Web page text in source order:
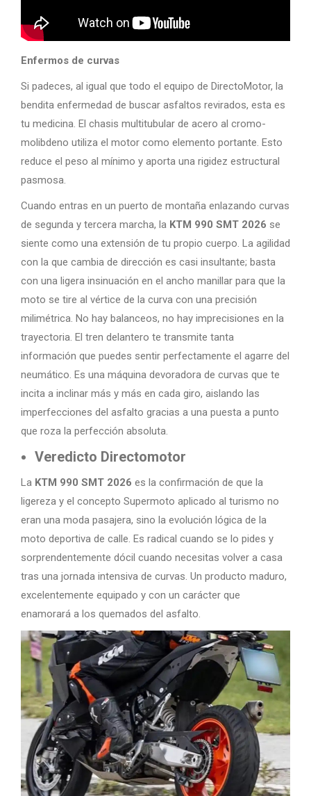
Enfermos de curvas
Si padeces, al igual que todo el equipo de DirectoMotor, la
bendita enfermedad de buscar asfaltos revirados, esta es
tu medicina. El chasis multitubular de acero al cromo-
molibdeno utiliza el motor como elemento portante. Esto
reduce el peso al mínimo y aporta una rigidez estructural
pasmosa.
Cuando entras en un puerto de montaña enlazando curvas
de segunda y tercera marcha, la KTM 990 SMT 2026 se
siente como una extensión de tu propio cuerpo. La agilidad
con la que cambia de dirección es casi insultante; basta
con una ligera insinuación en el ancho manillar para que la
moto se tire al vértice de la curva con una precisión
milimétrica. No hay balanceos, no hay imprecisiones en la
trayectoria. El tren delantero te transmite tanta
información que puedes sentir perfectamente el agarre del
neumático. Es una máquina devoradora de curvas que te
incita a inclinar más y más en cada giro, aislando las
imperfecciones del asfalto gracias a una puesta a punto
que roza la perfección absoluta.
Veredicto Directomotor
La KTM 990 SMT 2026 es la confirmación de que la
ligereza y el concepto Supermoto aplicado al turismo no
eran una moda pasajera, sino la evolución lógica de la
moto deportiva de calle. Es radical cuando se lo pides y
sorprendentemente dócil cuando necesitas volver a casa
tras una jornada intensiva de curvas. Un producto maduro,
excelentemente equipado y con un carácter que
enamorará a los quemados del asfalto.